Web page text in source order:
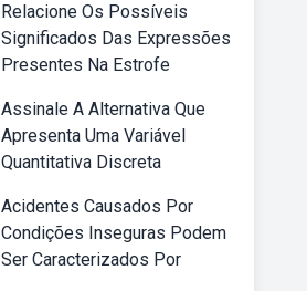
Relacione Os Possíveis
Significados Das Expressões
Presentes Na Estrofe
Assinale A Alternativa Que
Apresenta Uma Variável
Quantitativa Discreta
Acidentes Causados Por
Condições Inseguras Podem
Ser Caracterizados Por